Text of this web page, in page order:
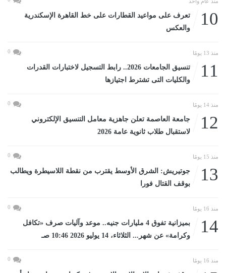
10
تعرف على مواعيد القطارات على خط القاهرة الإسكندرية
والعكس
منذ 13 يومًا 0
11
تنسيق الجامعات 2026.. رابط التسجيل لاختبارات القدرات
والكليات التى تشترط اجتيازها
منذ 14 يومًا 0
12
جامعة العاصمة تعلن جاهزية معامل التنسيق الإلكتروني
لاستقبال طلاب ثانوية عامة 2026
منذ 15 يومًا 0
13
جوتيريش: الشرق الأوسط يقترب من نقطة اللاسيطرة ويطالب
بوقف القتال فورا
منذ 16 يومًا 0
14
بميزانية تفوق 4 مليارات جنيه.. موعد وآليات صرف «تكافل
وكرامة» عن شهر... الثلاثاء، 14 يوليو 2026 10:46 صـ
منذ 16 يومًا 0